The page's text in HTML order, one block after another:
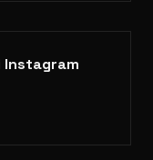
Instagram